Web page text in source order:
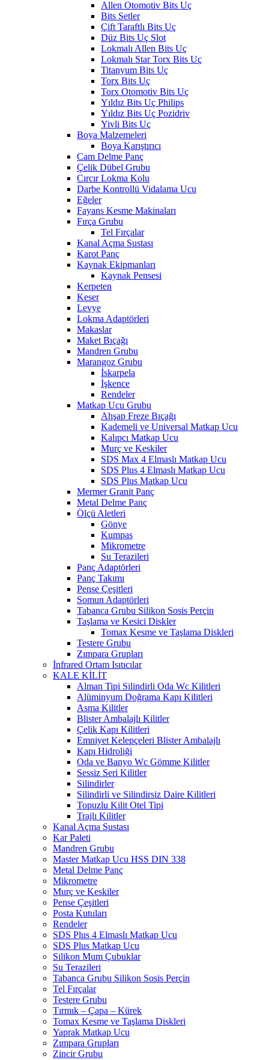
Allen Otomotiv Bits Uç
Bits Setler
Çift Taraftlı Bits Uç
Düz Bits Uç Slot
Lokmalı Allen Bits Uç
Lokmalı Star Torx Bits Uç
Titanyum Bits Uç
Torx Bits Uç
Torx Otomotiv Bits Uç
Yıldız Bits Uç Philips
Yıldız Bits Uç Pozidriv
Yivli Bits Uç
Boya Malzemeleri
Boya Karıştırıcı
Cam Delme Panç
Çelik Dübel Grubu
Cırcır Lokma Kolu
Darbe Kontrollü Vidalama Ucu
Eğeler
Fayans Kesme Makinaları
Fırça Grubu
Tel Fırçalar
Kanal Açma Sustası
Karot Panç
Kaynak Ekipmanları
Kaynak Pensesi
Kerpeten
Keser
Levye
Lokma Adaptörleri
Makaslar
Maket Bıçağı
Mandren Grubu
Marangoz Grubu
İskarpela
İşkence
Rendeler
Matkap Ucu Grubu
Ahşap Freze Bıçağı
Kademeli ve Universal Matkap Ucu
Kalıpcı Matkap Ucu
Murç ve Keskiler
SDS Max 4 Elmaslı Matkap Ucu
SDS Plus 4 Elmaslı Matkap Ucu
SDS Plus Matkap Ucu
Mermer Granit Panç
Metal Delme Panç
Ölçü Aletleri
Gönye
Kumpas
Mikrometre
Su Terazileri
Panç Adaptörleri
Panç Takımı
Pense Çeşitleri
Somun Adaptörleri
Tabanca Grubu Silikon Sosis Perçin
Taşlama ve Kesici Diskler
Tomax Kesme ve Taşlama Diskleri
Testere Grubu
Zımpara Grupları
İnfrared Ortam Isıtıcılar
KALE KİLİT
Alman Tipi Silindirli Oda Wc Kilitleri
Alüminyum Doğrama Kapı Kilitleri
Asma Kilitler
Blister Ambalajlı Kilitler
Çelik Kapı Kilitleri
Emniyet Kelepçeleri Blister Ambalajlı
Kapı Hidroliği
Oda ve Banyo Wc Gömme Kilitler
Sessiz Seri Kilitler
Silindirler
Silindirli ve Silindirsiz Daire Kilitleri
Topuzlu Kilit Otel Tipi
Trajlı Kilitler
Kanal Açma Sustası
Kar Paleti
Mandren Grubu
Master Matkap Ucu HSS DIN 338
Metal Delme Panç
Mikrometre
Murç ve Keskiler
Pense Çeşitleri
Posta Kutuları
Rendeler
SDS Plus 4 Elmaslı Matkap Ucu
SDS Plus Matkap Ucu
Silikon Mum Çubuklar
Su Terazileri
Tabanca Grubu Silikon Sosis Perçin
Tel Fırçalar
Testere Grubu
Tırmık – Çapa – Kürek
Tomax Kesme ve Taşlama Diskleri
Yaprak Matkap Ucu
Zımpara Grupları
Zincir Grubu